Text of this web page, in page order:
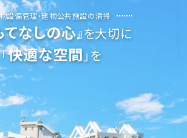
設備管理・建物公共施設の清掃
てなしの心』を大切に
「快適な空間」を